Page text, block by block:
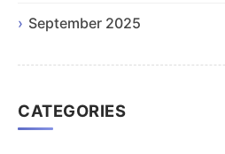
September 2025
CATEGORIES